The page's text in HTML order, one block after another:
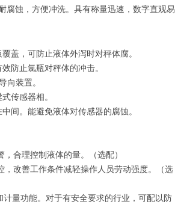
腐蚀，方便冲洗。具有称量迅速，数字直观易
盖，可防止液体外泻时对秤体腐。
防止氯瓶对秤体的冲击。
向装置。
传感器相。
间。能避免液体对传感器的腐蚀。
合理控制液体的量。（选配）
改善工作条件减轻操作人员劳动强度。（选
量功能。对于有安全要求的行业，可配以防